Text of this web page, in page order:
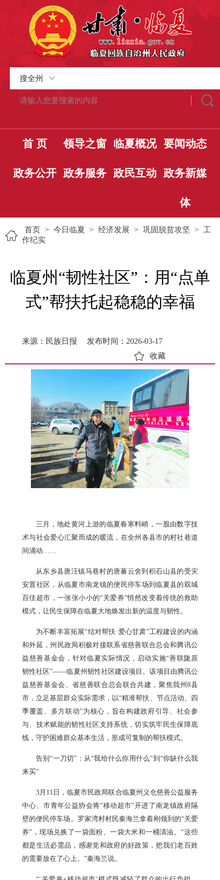
搜全州
首 页 领导之窗 临夏概况 要闻动态
政务公开 政务服务 政民互动 政务新媒
体
首页 > 今日临夏 > 经济发展 > 巩固脱贫攻坚 > 工
作纪实
临夏州“韧性社区”：用“点单
式”帮扶托起稳稳的幸福
来源：民族日报
发布时间：2026-03-17
收藏
三月，地处黄河上游的临夏春寒料峭，一股由数字技
术与社会爱心汇聚而成的暖流，在全州各县市的村社巷道
间涌动……
从东乡县唐汪镇马巷村的唐蕃云舍到积石山县的受灾
安置社区，从临夏市南龙镇的便民停车场到临夏县的双城
百佳超市，一张张小小的“关爱券”悄然改变着传统的救助
模式，让民生保障在临夏大地焕发出新的温度与韧性。
为不断丰富拓展“结对帮扶·爱心甘肃”工程建设的内涵
和外延，州民政局积极对接联系省慈善联合总会和腾讯公
益慈善基金会，针对临夏实际情况，启动实施“善联陇原
韧性社区”——临夏州韧性社区建设项目。该项目由腾讯公
益慈善基金会、省慈善联合总会联合共建，聚焦我州8县
市，立足基层群众实际需求，以“精准帮扶、节点活动、四
季覆盖、多方联动”为核心，旨在构建政府引导、社会参
与、技术赋能的韧性社区支持系统，切实筑牢民生保障底
线，守护困难群众基本生活，形成可复制的帮扶模式。
告别“一刀切”：从“我给什么你用什么”到“你缺什么我
来买”
3月11日，临夏市民政局联合临夏州义仓慈善公益服务
中心、市青年公益协会将“移动超市”开进了南龙镇政府隔
壁的便民停车场。罗家湾村村民秦海兰拿着刚领到的“关爱
券”，现场兑换了一袋面粉、一袋大米和一桶清油。“这些
都是生活必需品，感谢党和政府的好政策，把我们老百姓
的需要放在了心上。”秦海兰说。